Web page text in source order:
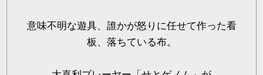
意味不明な遊具、誰かが怒りに任せて作った看
板、落ちている布。